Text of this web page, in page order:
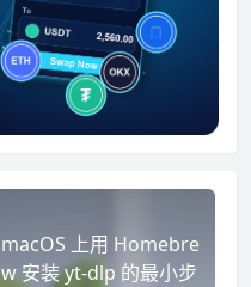
macOS 上用 Homebre
w 安装 yt-dlp 的最小步